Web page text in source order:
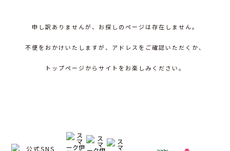
申し訳ありませんが、お探しのページは存在しません。
不便をおかけいたしますが、アドレスをご確認いただくか、
トップページからサイトをお楽しみください。